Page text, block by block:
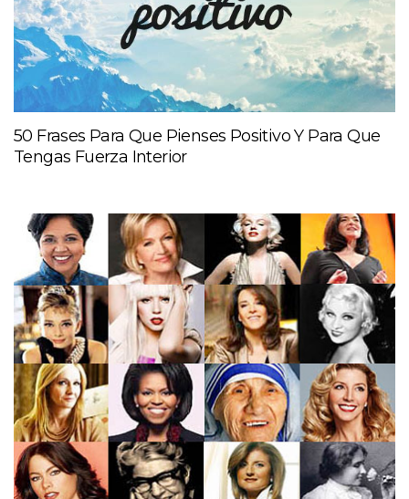
50 Frases Para Que Pienses Positivo Y Para Que
Tengas Fuerza Interior